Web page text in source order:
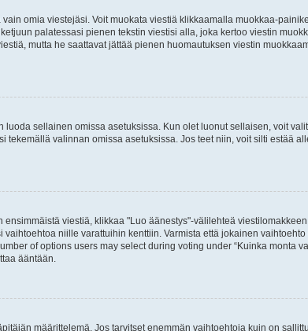
omia viestejäsi. Voit muokata viestiä klikkaamalla muokkaa-
palatessasi pienen tekstin viestisi alla, joka kertoo viestin
mutta he saattavat jättää pienen huomautuksen viestin
sellainen omissa asetuksissa. Kun olet luonut sellaisen, voit
tekemällä valinnan omissa asetuksissa. Jos teet niin, voit silti estää
viestiä, klikkaa "Luo äänestys"-välilehteä
niille varattuihin kenttiin. Varmista että jokainen
of options users may select during voting under “Kuinka monta
ääntään.
määrittelemä. Jos tarvitset enemmän vaihtoehtoja kuin on